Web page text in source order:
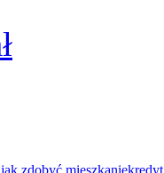
jak zdobyć mieszkanie